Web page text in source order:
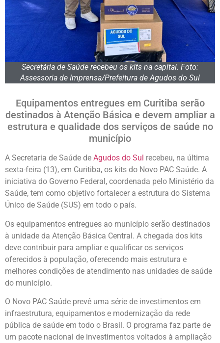
Secretária de Saúde recebeu os kits na capital. Foto:
Assessoria de Imprensa/Prefeitura de Agudos do Sul
Equipamentos entregues em Curitiba serão
destinados à Atenção Básica e devem ampliar a
estrutura e qualidade dos serviços de saúde no
município
A Secretaria de Saúde de Agudos do Sul recebeu, na última
sexta-feira (13), em Curitiba, os kits do Novo PAC Saúde. A
iniciativa do Governo Federal, coordenada pelo Ministério da
Saúde, tem como objetivo fortalecer a estrutura do Sistema
Único de Saúde (SUS) em todo o país.
Os equipamentos entregues ao município serão destinados
à unidade da Atenção Básica Central. A chegada dos kits
deve contribuir para ampliar e qualificar os serviços
oferecidos à população, oferecendo mais estrutura e
melhores condições de atendimento nas unidades de saúde
do município.
O Novo PAC Saúde prevê uma série de investimentos em
infraestrutura, equipamentos e modernização da rede
pública de saúde em todo o Brasil. O programa faz parte de
um pacote nacional de investimentos voltados à ampliação